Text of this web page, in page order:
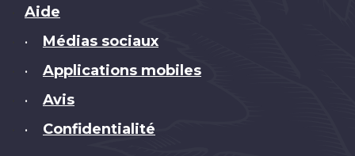
Brand
Aide
• Médias sociaux
• Applications mobiles
• Avis
• Confidentialité